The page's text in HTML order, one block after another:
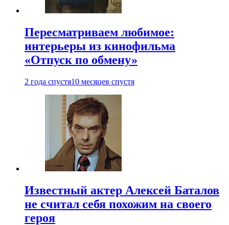
Пересматриваем любимое:
интерьеры из кинофильма
«Отпуск по обмену»
2 года спустя10 месяцев спустя
Известный актер Алексей Баталов
не считал себя похожим на своего
героя